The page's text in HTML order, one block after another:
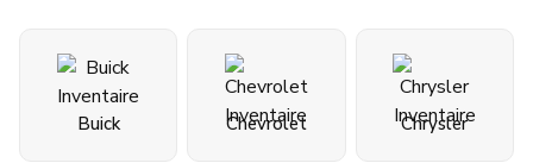
Buick Chevrolet Chrysler